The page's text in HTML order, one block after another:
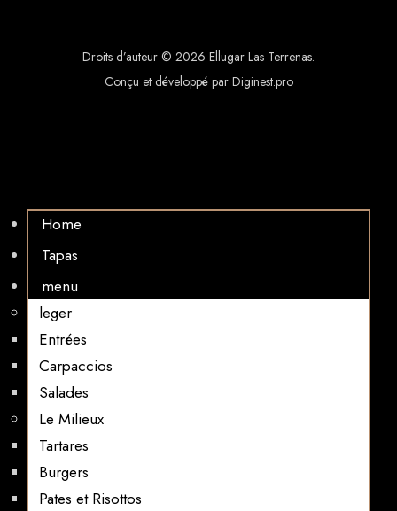
Droits d’auteur © 2026 Ellugar Las Terrenas.
Conçu et développé par Diginest.pro
Home
Tapas
menu
leger
Entrées
Carpaccios
Salades
Le Milieux
Tartares
Burgers
Pates et Risottos